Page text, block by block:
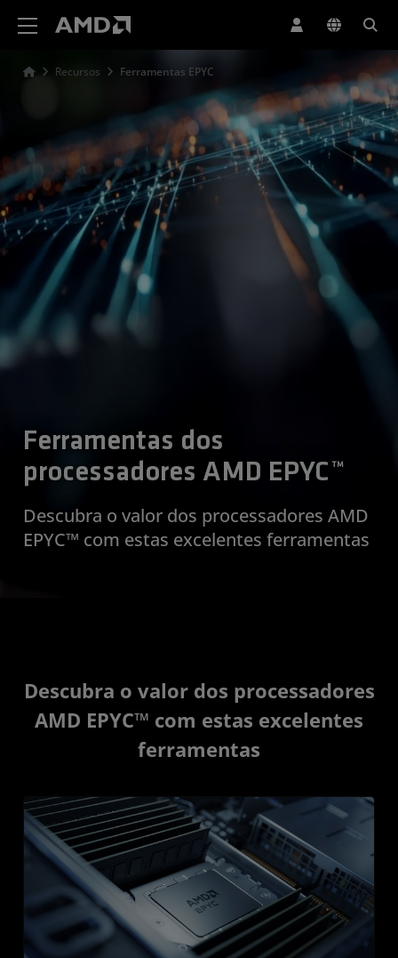
Recursos Ferramentas EPYC
Ferramentas dos
processadores AMD EPYC™
Descubra o valor dos processadores AMD
EPYC™ com estas excelentes ferramentas
Descubra o valor dos processadores
AMD EPYC™ com estas excelentes
ferramentas